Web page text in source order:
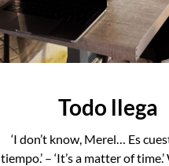
Todo llega
‘I don’t know, Merel… Es
tiempo.’ – ‘It’s a matter of